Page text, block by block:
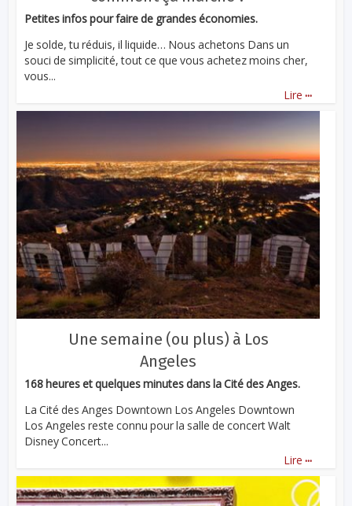
Petites infos pour faire de grandes économies.
Je solde, tu réduis, il liquide… Nous achetons Dans un
souci de simplicité, tout ce que vous achetez moins cher,
vous...
Lire ...
Une semaine (ou plus) à Los
Angeles
168 heures et quelques minutes dans la Cité des Anges.
La Cité des Anges Downtown Los Angeles Downtown
Los Angeles reste connu pour la salle de concert Walt
Disney Concert...
Lire ...